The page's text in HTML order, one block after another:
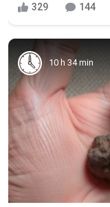
329 144
10 h 34 min